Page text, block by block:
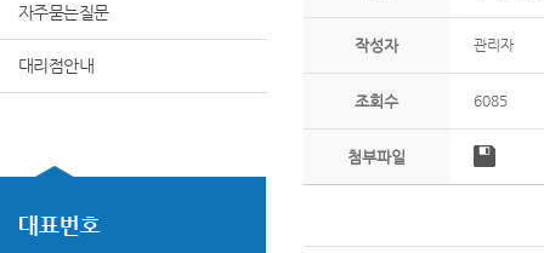
자주묻는질문
대리점안내
작성자 관리자
조회수 6085
첨부파일